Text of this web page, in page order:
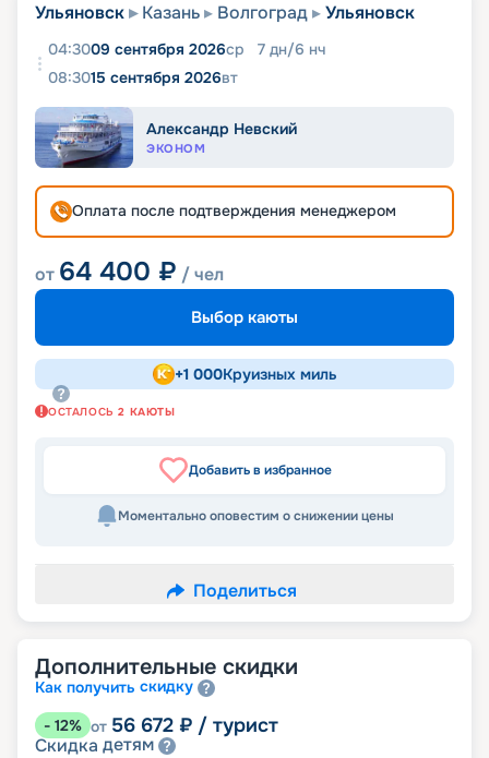
Ульяновск Казань Волгоград Ульяновск
04:3009 сентября 2026ср 7 дн/6 нч
08:3015 сентября 2026вт
Александр Невский
ЭКОНОМ
Оплата после подтверждения менеджером
от 64 400 ₽ / чел
Выбор каюты
+1 000Круизных миль
ОСТАЛОСЬ 2 КАЮТЫ
Добавить в избранное
Моментально оповестим о снижении цены
Поделиться
Дополнительные скидки
Как получить скидку
- 12% от 56 672 ₽ / турист
Скидка детям